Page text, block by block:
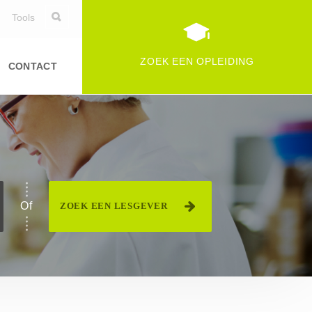
Tools
CONTACT ZOEK EEN OPLEIDING
Of ZOEK EEN LESGEVER
Informatica
Logistiek
specialiteit van voedingfederatie(s)
Persoonlijke vaardigheden
Commerciële en financiële
vaardigheden